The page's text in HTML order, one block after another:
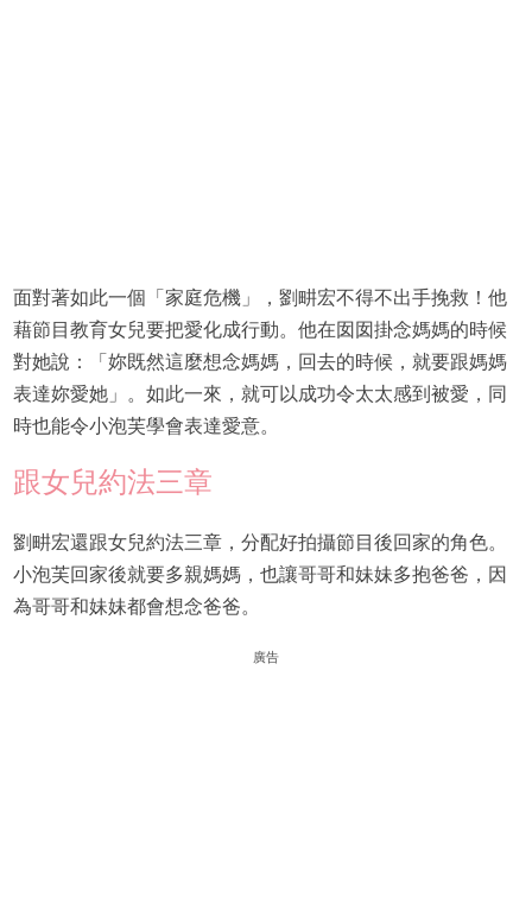
面對著如此一個「家庭危機」，劉畊宏不得不出手挽救！他
藉節目教育女兒要把愛化成行動。他在囡囡掛念媽媽的時候
對她說：「妳既然這麼想念媽媽，回去的時候，就要跟媽媽
表達妳愛她」。如此一來，就可以成功令太太感到被愛，同
時也能令小泡芙學會表達愛意。
跟女兒約法三章
劉畊宏還跟女兒約法三章，分配好拍攝節目後回家的角色。
小泡芙回家後就要多親媽媽，也讓哥哥和妹妹多抱爸爸，因
為哥哥和妹妹都會想念爸爸。
廣告